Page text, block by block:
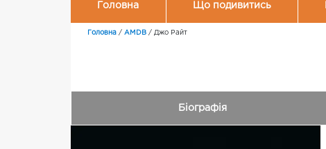
Головна Що подивитись
Головна / AMDB / Джо Райт
Біографія